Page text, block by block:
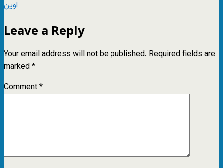
اوین
Leave a Reply
Your email address will not be published. Required fields are
marked*
Comment*